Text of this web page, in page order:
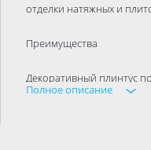
отделки натяжных и
Преимущества
Декоративный плинтус
Полное описание